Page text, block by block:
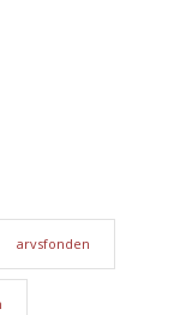
arvsfonden